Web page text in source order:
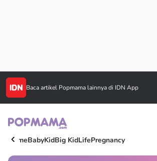
Baca artikel Popmama lainnya di IDN App
HomeBabyKidBig KidLifePregnancy